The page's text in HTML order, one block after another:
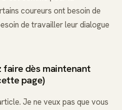
coureurs ont besoin de
de travailler leur dialogue
faire dès maintenant
page)
Je ne veux pas que vous